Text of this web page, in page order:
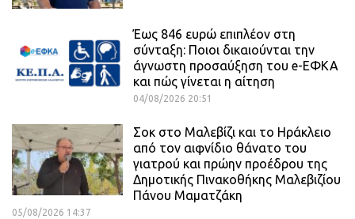
Έως 846 ευρώ επιπλέον στη
σύνταξη: Ποιοι δικαιούνται την
άγνωστη προσαύξηση του e-ΕΦΚΑ
και πώς γίνεται η αίτηση
04/08/2026 20:51
Σοκ στο Μαλεβίζι και το Ηράκλειο
από τον αιφνίδιο θάνατο του
γιατρού και πρώην προέδρου της
Δημοτικής Πινακοθήκης Μαλεβιζίου
Πάνου Μαματζάκη
05/08/2026 14:37